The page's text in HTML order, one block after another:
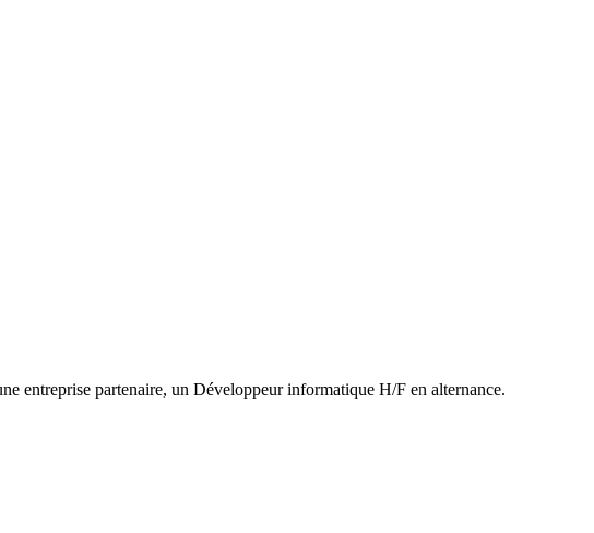
entreprise partenaire, un Développeur informatique H/F en alternance.